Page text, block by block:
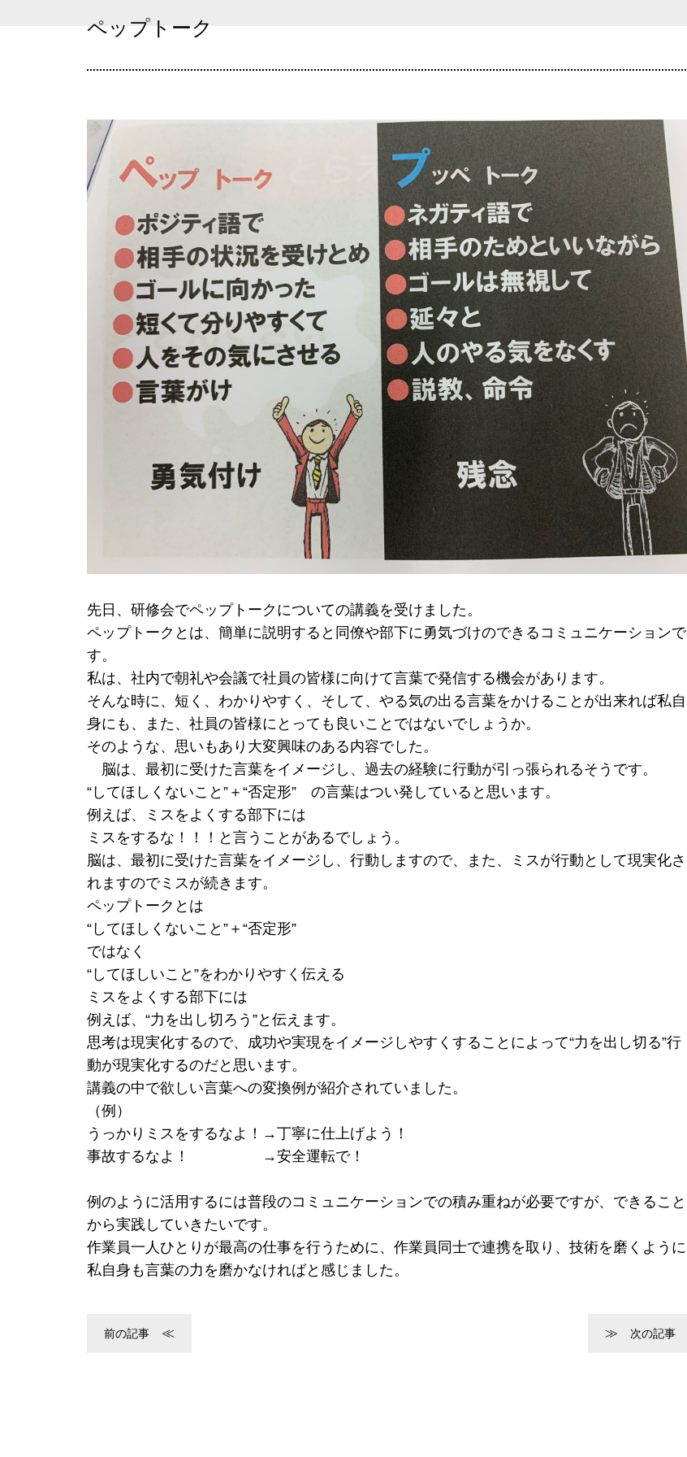
ペップトーク
先日、研修会でペップトークについての講義を受けました。
ペップトークとは、簡単に説明すると同僚や部下に勇気づけのできるコミュニケーションで
す。
私は、社内で朝礼や会議で社員の皆様に向けて言葉で発信する機会があります。
そんな時に、短く、わかりやすく、そして、やる気の出る言葉をかけることが出来れば私自
身にも、また、社員の皆様にとっても良いことではないでしょうか。
そのような、思いもあり大変興味のある内容でした。
脳は、最初に受けた言葉をイメージし、過去の経験に行動が引っ張られるそうです。
“してほしくないこと”＋“否定形” の言葉はつい発していると思います。
例えば、ミスをよくする部下には
ミスをするな！！！と言うことがあるでしょう。
脳は、最初に受けた言葉をイメージし、行動しますので、また、ミスが行動として現実化さ
れますのでミスが続きます。
ペップトークとは
“してほしくないこと”＋“否定形”
ではなく
“してほしいこと”をわかりやすく伝える
ミスをよくする部下には
例えば、“力を出し切ろう”と伝えます。
思考は現実化するので、成功や実現をイメージしやすくすることによって“力を出し切る”行
動が現実化するのだと思います。
講義の中で欲しい言葉への変換例が紹介されていました。
（例）
うっかりミスをするなよ！→丁寧に仕上げよう！
事故するなよ！ →安全運転で！
例のように活用するには普段のコミュニケーションでの積み重ねが必要ですが、できること
から実践していきたいです。
作業員一人ひとりが最高の仕事を行うために、作業員同士で連携を取り、技術を磨くように
私自身も言葉の力を磨かなければと感じました。
前の記事 次の記事